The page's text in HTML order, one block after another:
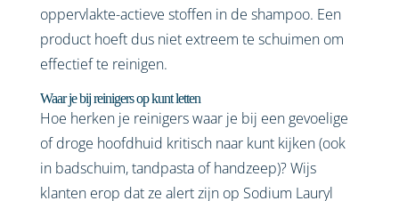
oppervlakte-actieve stoffen in de shampoo. Een
product hoeft dus niet extreem te schuimen om
effectief te reinigen.
Waar je bij reinigers op kunt letten
Hoe herken je reinigers waar je bij een gevoelige
of droge hoofdhuid kritisch naar kunt kijken (ook
in badschuim, tandpasta of handzeep)? Wijs
klanten erop dat ze alert zijn op Sodium Lauryl